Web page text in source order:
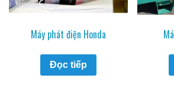
Máy phát điện Honda
Đọc tiếp